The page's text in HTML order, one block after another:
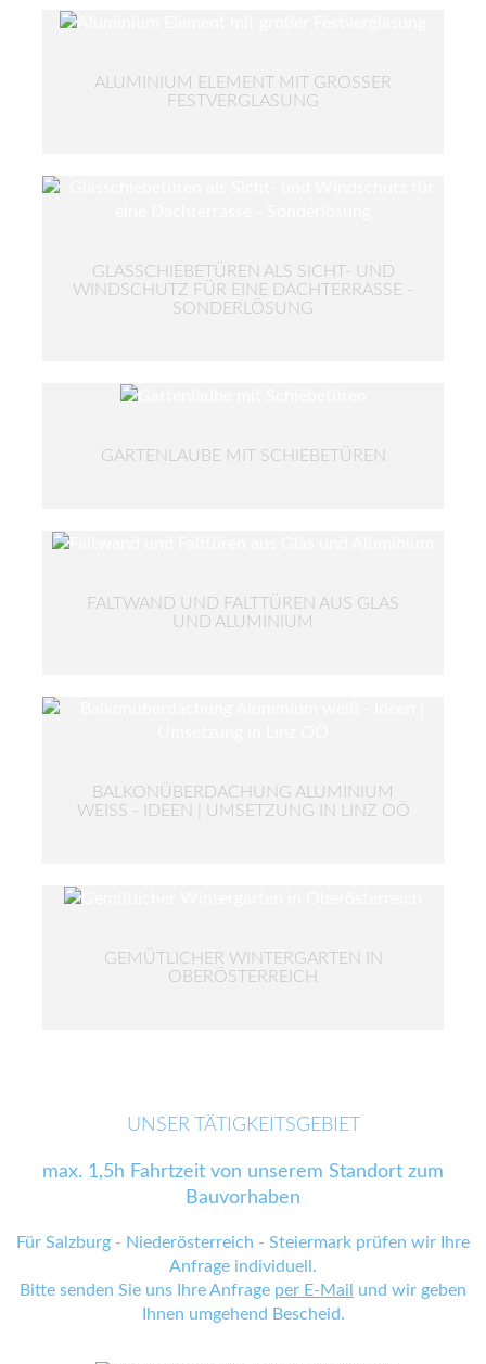
ALUMINIUM ELEMENT MIT GROSSER F
ESTVERGLASUNG
GLASSCHIEBETÜREN ALS SICHT- UND
WINDSCHUTZ FÜR EINE DACHTERRASSE -
SONDERLÖSUNG
GARTENLAUBE MIT SCHIEBETÜREN
FALTWAND UND FALTTÜREN AUS GLAS
UND ALUMINIUM
BALKONÜBERDACHUNG ALUMINIUM
WEISS - IDEEN | UMSETZUNG IN LINZ OÖ
GEMÜTLICHER WINTERGARTEN IN
OBERÖSTERREICH
UNSER TÄTIGKEITSGEBIET
max. 1,5h Fahrtzeit von unserem Standort zum
Bauvorhaben
Für Salzburg - Niederösterreich - Steiermark prüfen wir Ihre
Anfrage individuell.
Bitte senden Sie uns Ihre Anfrage per E-Mail
und wir geben
Ihnen umgehend Bescheid.